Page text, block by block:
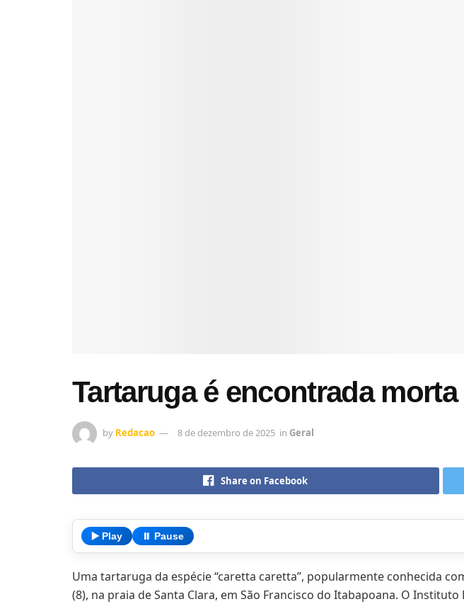
Tartaruga é encontrada
by Redacao 8 de dezembro de 2025 in Geral
Share on Facebook
▶️ Play ⏸️ Pause
Uma tartaruga da espécie “caretta caretta”, popularmente conhecida
(8), na praia de Santa Clara, em São Francisco do Itabapoana. O